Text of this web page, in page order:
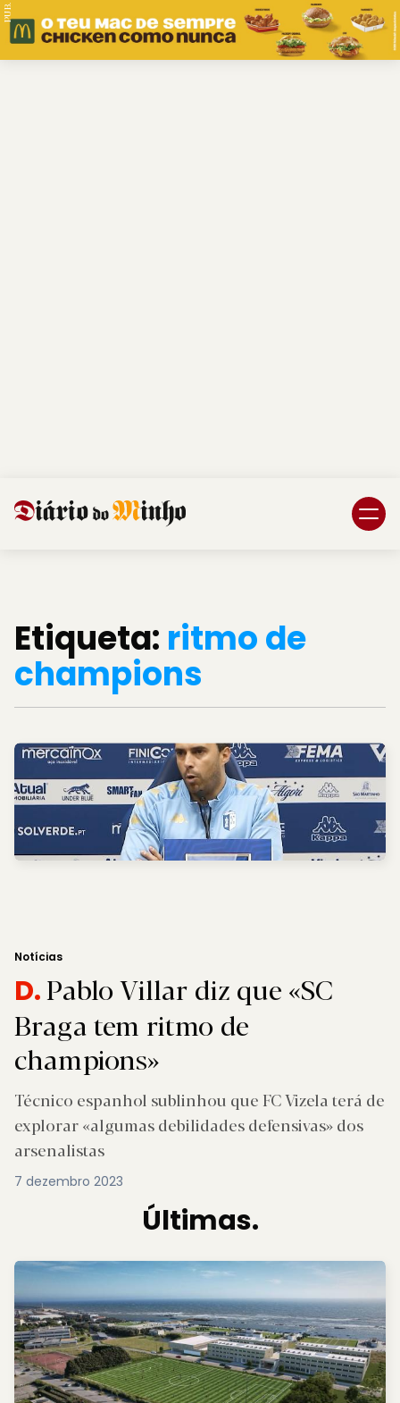
PUB.
Etiqueta: ritmo de
champions
Notícias
D.Pablo Villar diz que «SC
Braga tem ritmo de
champions»
Técnico espanhol sublinhou que FC Vizela terá de
explorar «algumas debilidades defensivas» dos
arsenalistas
7 dezembro 2023
Últimas.